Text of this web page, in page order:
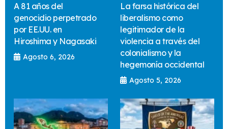
A 81 años del
genocidio perpetrado
por EE.UU. en
Hiroshima y Nagasaki
Agosto 6, 2026
La farsa histórica del
liberalismo como
legitimador de la
violencia a través del
colonialismo y la
hegemonía occidental
Agosto 5, 2026